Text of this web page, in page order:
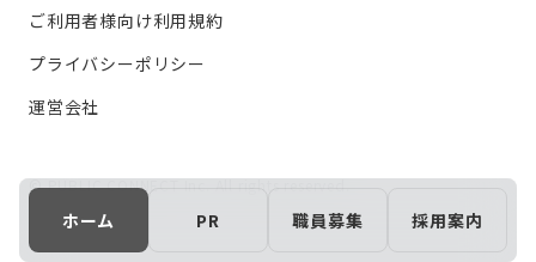
ご利用者様向け利用規約
プライバシーポリシー
運営会社
© PUBLIC CONNECT Inc. All rights reserved.
ホーム PR 職員募集 採用案内